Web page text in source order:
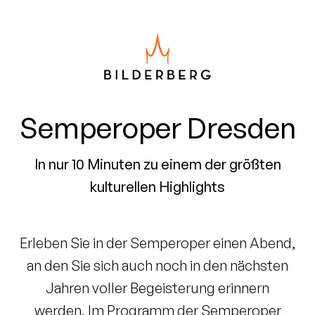
Semperoper Dresden
In nur 10 Minuten zu einem der größten
kulturellen Highlights
Erleben Sie in der Semperoper einen Abend,
an den Sie sich auch noch in den nächsten
Jahren voller Begeisterung erinnern
werden. Im Programm der Semperoper